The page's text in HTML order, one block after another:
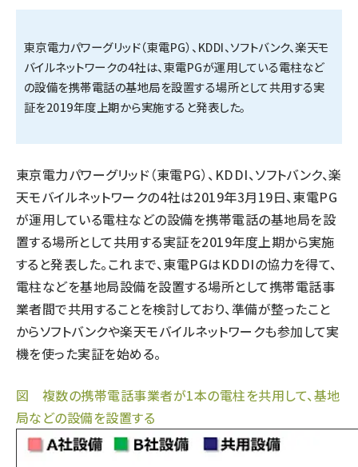
タンデム (140)
東京電力パワーグリッド（東電PG）、KDDI、ソフトバンク、楽天モ
バイルネットワークの4社は、東電PGが運用している電柱など
の設備を携帯電話の基地局を設置する場所として共用する実
証を2019年度上期から実施すると発表した。
東京電力パワーグリッド（東電PG）、KDDI、ソフトバンク、楽
天モバイルネットワークの4社は2019年3月19日、東電PG
が運用している電柱などの設備を携帯電話の基地局を設
置する場所として共用する実証を2019年度上期から実施
すると発表した。これまで、東電PGはKDDIの協力を得て、
電柱などを基地局設備を設置する場所として携帯電話事
業者間で共用することを検討しており、準備が整ったこと
からソフトバンクや楽天モバイルネットワークも参加して実
機を使った実証を始める。
図 複数の携帯電話事業者が1本の電柱を共用して、基地
局などの設備を設置する